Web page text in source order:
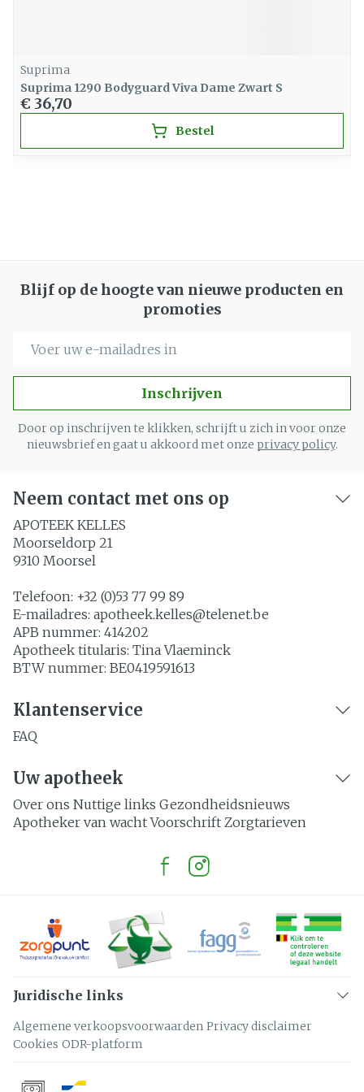
Suprima
Suprima 1290 Bodyguard Viva Dame Zwart S
€ 36,70
Bestel
Blijf op de hoogte van nieuwe producten en
promoties
Inschrijven
Door op inschrijven te klikken, schrijft u zich in voor onze
nieuwsbrief en gaat u akkoord met onze privacy policy.
Neem contact met ons op
APOTEEK KELLES
Moorseldorp 21
9310 Moorsel
Telefoon: +32 (0)53 77 99 89
E-mailadres: apotheek.kelles@telenet.be
APB nummer: 414202
Apotheek titularis: Tina Vlaeminck
BTW nummer: BE0419591613
Klantenservice
FAQ
Uw apotheek
Over ons Nuttige links Gezondheidsnieuws
Apotheker van wacht Voorschrift Zorgtarieven
Juridische links
Algemene verkoopsvoorwaarden Privacy disclaimer
Cookies ODR-platform